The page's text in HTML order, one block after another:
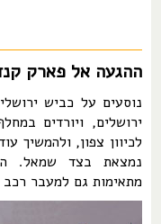
ההגעה אל פארק
ירושלים, ויורדים
נמצאת בצד שמאל.
מתאימות גם למעבר רכב